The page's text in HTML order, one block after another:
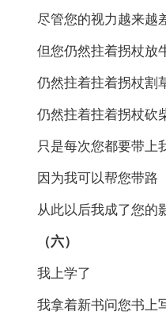
尽管您的视力越来越
但您仍然拄着拐杖放
仍然拄着拄着拐杖割
仍然拄着拄着拐杖砍
只是每次您都要带上
因为我可以帮您带路
从此以后我成了您的
（六）
我上学了
我拿着新书问您书上